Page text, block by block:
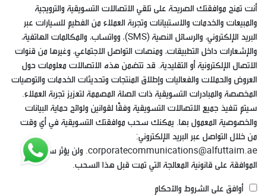
أنت تمنح موافقتك الصريحة على تلقي الاتصالات التسويقية والترويجية
والمبيعات والخدمات والاستبيانات وتجربة العملاء من الفطيم للسيارات عبر
البريد الإلكتروني، والرسائل النصية (SMS)، وواتساب، والمكالمات الهاتفية،
والإشعارات داخل التطبيقات، ومنصات التواصل الاجتماعي، وغيرها من قنوات
الاتصال الإلكترونية أو التقليدية. قد تتضمن هذه الاتصالات معلومات حول
العروض والحملات والفعاليات وإطلاق المنتجات وتحديثات الخدمات والتوصيات
المخصصة والمبادرات التسويقية ذات الصلة المصممة لتعزيز تجربة العملاء.
سيتم تنفيذ جميع الاتصالات التسويقية وفقًا لقوانين ولوائح حماية البيانات
والخصوصية المعمول بها. يمكنك سحب موافقتك التسويقية في أي وقت
من خلال التواصل عبر البريد الإلكتروني:
corporatecommunications@alfuttaim.ae. ولن يؤثر سحب
الموافقة على قانونية المعالجة التي تمت قبل هذا السحب.
أوافق على الشروط والأحكام